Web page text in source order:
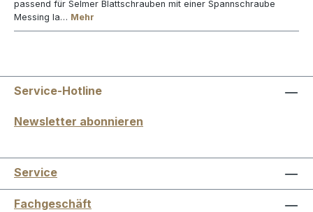
passend für Selmer Blattschrauben mit einer Spannschraube
Messing la… Mehr
Service-Hotline
Newsletter abonnieren
Service
Fachgeschäft